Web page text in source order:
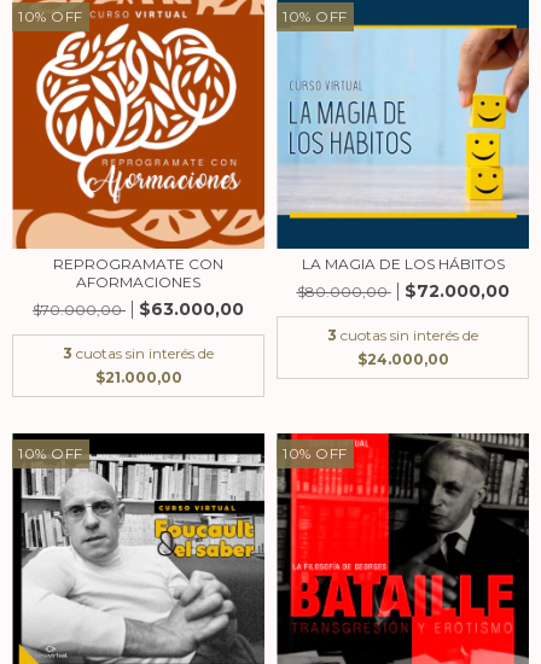
10% OFF
REPROGRAMATE CON
AFORMACIONES
$70.000,00
$63.000,00
3 cuotas sin interés de
$21.000,00
10% OFF
LA MAGIA DE LOS HÁBITOS
$80.000,00
$72.000,00
3 cuotas sin interés de
$24.000,00
10% OFF 10% OFF